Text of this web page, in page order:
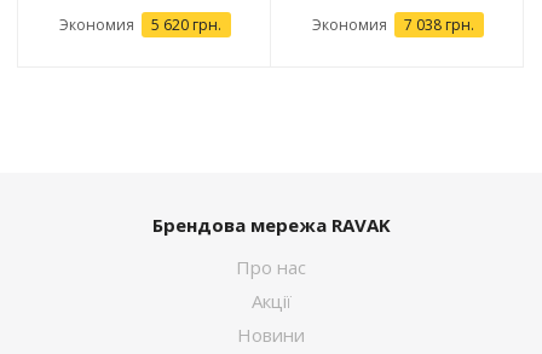
Экономия 5 620 грн. Экономия 7 038 грн.
Брендова мережа RAVAK
Про нас
Акції
Новини